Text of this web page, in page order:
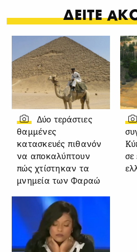
ΔΕΙΤΕ
Δύο τεράστιες
θαμμένες
κατασκευές πιθανόν
να αποκαλύπτουν
πώς χτίστηκαν τα
μνημεία των Φαραώ
σε